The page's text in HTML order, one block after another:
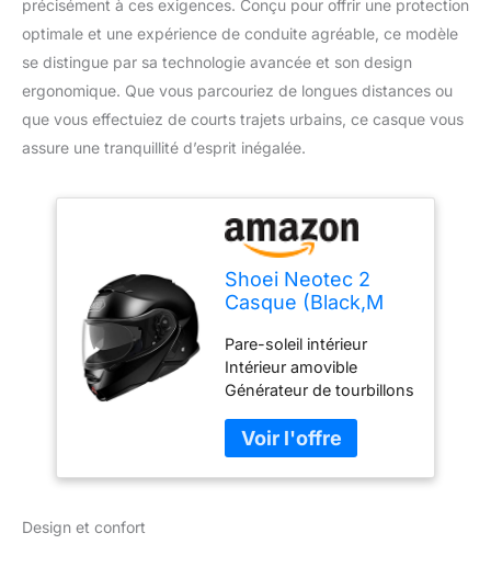
précisément à ces exigences. Conçu pour offrir une protection
optimale et une expérience de conduite agréable, ce modèle
se distingue par sa technologie avancée et son design
ergonomique. Que vous parcouriez de longues distances ou
que vous effectuiez de courts trajets urbains, ce casque vous
assure une tranquillité d’esprit inégalée.
Shoei Neotec 2
Casque (Black,M
Pare-soleil intérieur
Intérieur amovible
Générateur de tourbillons
Design et confort